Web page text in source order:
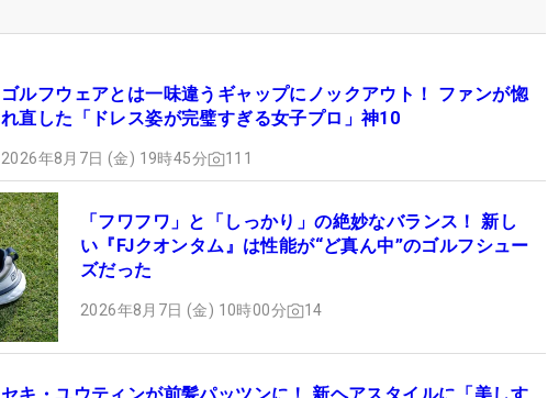
ゴルフウェアとは一味違うギャップにノックアウト！ ファンが惚
れ直した「ドレス姿が完璧すぎる女子プロ」神10
2026年8月7日 (金) 19時45分 111
「フワフワ」と「しっかり」の絶妙なバランス！ 新し
い『FJクオンタム』は性能が“ど真ん中”のゴルフシュー
ズだった
2026年8月7日 (金) 10時00分 14